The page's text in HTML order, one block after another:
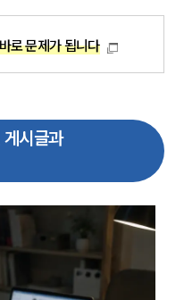
로 문제가 됩니다
시글과